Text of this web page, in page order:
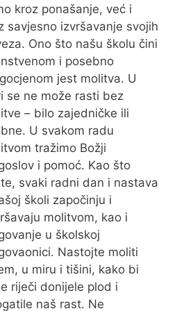
kroz ponašanje, već i
savjesno izvršavanje svojih
Ono što našu školu čini
i posebno
jest molitva. U
se ne može rasti bez
– bilo zajedničke ili
U svakom radu
tražimo Božji
i pomoć. Kao što
svaki radni dan i nastava
školi započinju i
molitvom, kao i
u školskoj
Nastojte moliti
u miru i tišini, kako bi
riječi donijele plod i
naš rast. Ne